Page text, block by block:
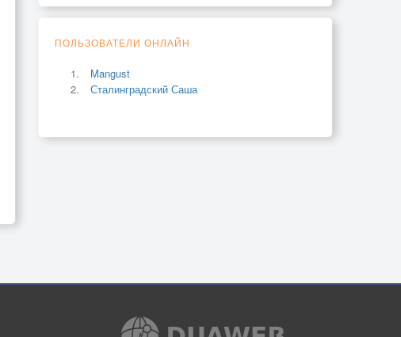
ПОЛЬЗОВАТЕЛИ ОНЛАЙН
Mangust
Сталинградский Саша